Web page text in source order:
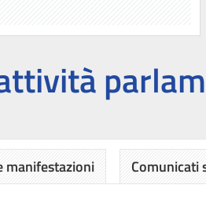
manifestazioni Comunicati